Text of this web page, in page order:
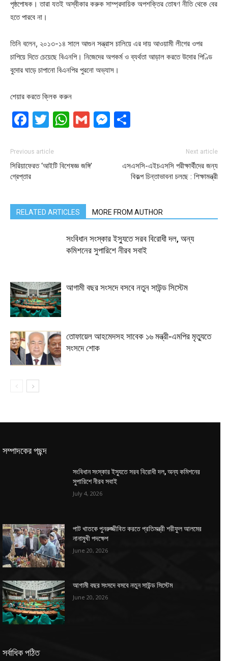
পৃষ্ঠপোষক। তারা যতই অস্বীকার করুক সাম্প্রদায়িক অপশক্তির তোষণ নীতি থেকে বের
হতে পারবে না।
তিনি বলেন, ২০১৩-১৪ সালে আগুন সন্ত্রাস চালিয়ে এর দায় আওয়ামী লীগের ওপর
চাপিয়ে দিতে চেয়েছে বিএনপি। নিজেদের অপকর্ম ও ব্যর্থতা আড়াল করতে উদোর পিণ্ডি
বুদোর ঘাড়ে চাপানো বিএনপির পুরনো অভ্যাস।
শেয়ার করতে ক্লিক করুন
Facebook
Twitter
WhatsApp
GmailMessenger
Previous article
সিরিয়াফেরত ‘আইটি বিশেষজ্ঞ জঙ্গি’
গ্রেপ্তার
Next article
এসএসসি-এইচএসসি পরীক্ষার্থীদের জন্য
বিকল্প চিন্তাভাবনা চলছে : শিক্ষামন্ত্রী
RELATED ARTICLES MORE FROM AUTHOR
সংবিধান সংস্কার ইস্যুতে সরব বিরোধী দল, অন্য
কমিশনের সুপারিশে নীরব সবাই
আগামী বছর সংসদে বসবে নতুন সাউন্ড সিস্টেম
তোফায়েল আহমেদসহ সাবেক ১৬ মন্ত্রী-এমপির মৃত্যুতে
সংসদে শোক
সম্পাদকের পছন্দ
সংবিধান সংস্কার ইস্যুতে সরব বিরোধী দল, অন্য কমিশনের
সুপারিশে নীরব সবাই
July 4, 2026
পাট খাতকে পুনরুজ্জীবিত করতে প্রতিমন্ত্রী শরীফুল আলমের
নানামুখী পদক্ষেপ
June 20, 2026
আগামী বছর সংসদে বসবে নতুন সাউন্ড সিস্টেম
June 20, 2026
সর্বাধিক পঠিত